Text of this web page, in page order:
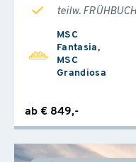
teilw.
MSC
Fantasia,
MSC
Grandiosa
ab € 849,-